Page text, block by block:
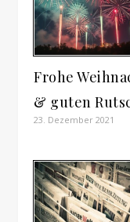
Frohe
& guten
23. Dezember 2021